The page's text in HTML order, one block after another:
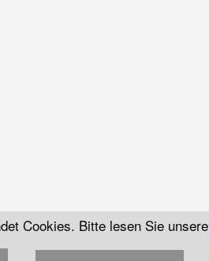
Cookies. Bitte lesen Sie unsere